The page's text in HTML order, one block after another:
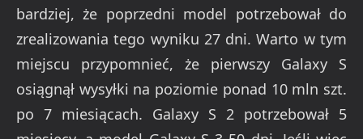
bardziej, że poprzedni model potrzebował do
zrealizowania tego wyniku 27 dni. Warto w tym
miejscu przypomnieć, że pierwszy Galaxy S
osiągnął wysyłki na poziomie ponad 10 mln szt.
po 7 miesiącach. Galaxy S 2 potrzebował 5